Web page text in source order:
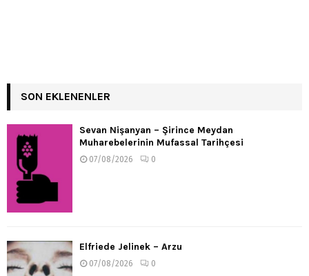
SON EKLENENLER
Sevan Nişanyan – Şirince Meydan
Muharebelerinin Mufassal Tarihçesi
07/08/2026 0
Elfriede Jelinek – Arzu
07/08/2026 0